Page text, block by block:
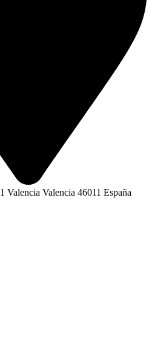
Valencia Valencia 46011 España